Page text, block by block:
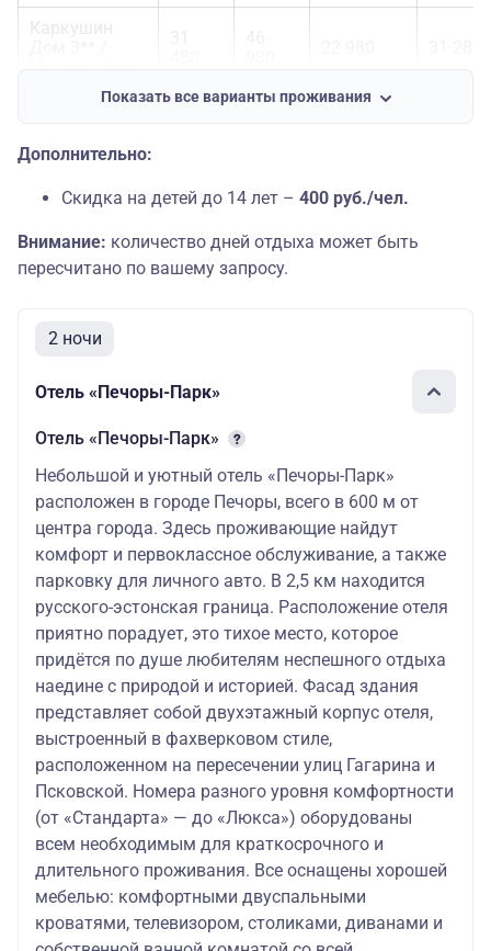
Каркушин
парк
Рижская 3**
(под запрос)/
Печоры - парк
670
420
Набережная
3** / Печоры -
170
Покровский
4** / Печоры -
парк
37
170
54
920
24 870
Old Estate 4**
/ Печоры -
парк
43
980
68
230
28 480 43 780
Двор
Подзноева
3**
(бизнес
корпус)
36
670
53
920
25 770 36 470
Двор
Подзноева
3+**
(корпус
37
350
55
290
Показать все варианты проживания
Дополнительно:
Скидка на детей до 14 лет – 400 руб./чел.
Внимание: количество дней отдыха может быть
пересчитано по вашему запросу.
2 ночи
Отель «Печоры-Парк»
Отель «Печоры-Парк»
Небольшой и уютный отель «Печоры-Парк»
расположен в городе Печоры, всего в 600 м от
центра города. Здесь проживающие найдут
комфорт и первоклассное обслуживание, а также
парковку для личного авто. В 2,5 км находится
русского-эстонская граница. Расположение отеля
приятно порадует, это тихое место, которое
придётся по душе любителям неспешного отдыха
наедине с природой и историей. Фасад здания
представляет собой двухэтажный корпус отеля,
выстроенный в фахверковом стиле,
расположенном на пересечении улиц Гагарина и
Псковской. Номера разного уровня комфортности
(от «Стандарта» — до «Люкса») оборудованы
всем необходимым для краткосрочного и
длительного проживания. Все оснащены хорошей
мебелью: комфортными двуспальными
кроватями, телевизором, столиками, диванами и